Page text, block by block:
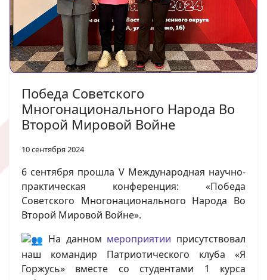
Победа Советского
Многонационального Народа Во
Второй Мировой Войне
10 сентября 2024
6 сентября прошла V Международная научно-
практическая конференция: «Победа
Советского Многонационального Народа Во
Второй Мировой Войне».
На данном мероприятии присутствовал
наш командир Патриотического клуба «Я
Горжусь» вместе со студентами 1 курса